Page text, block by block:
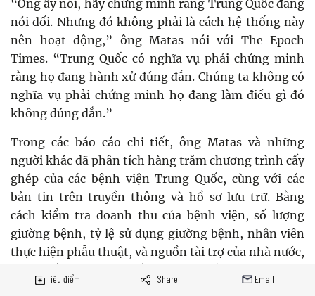
Tiêu điểm Share Email
“Ông ấy nói, hãy chứng minh rằng Trung Quốc đang
nói dối. Nhưng đó không phải là cách hệ thống này
nên hoạt động,” ông Matas nói với The Epoch
Times. “Trung Quốc có nghĩa vụ phải chứng minh
rằng họ đang hành xử đúng đắn. Chúng ta không có
nghĩa vụ phải chứng minh họ đang làm điều gì đó
không đúng đắn.”
Trong các báo cáo chi tiết, ông Matas và những
người khác đã phân tích hàng trăm chương trình cấy
ghép của các bệnh viện Trung Quốc, cùng với các
bản tin trên truyền thông và hồ sơ lưu trữ. Bằng
cách kiểm tra doanh thu của bệnh viện, số lượng
giường bệnh, tỷ lệ sử dụng giường bệnh, nhân viên
thực hiện phẫu thuật, và nguồn tài trợ của nhà nước,
quá thấp tỷ lệ cấy ghép của mình.